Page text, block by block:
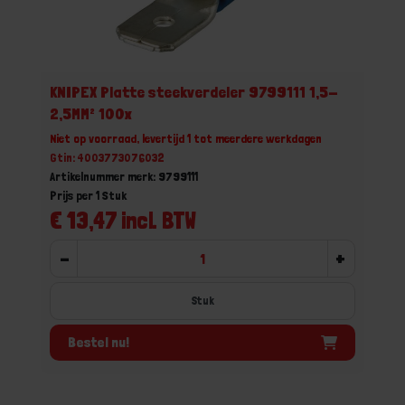
KNIPEX Platte steekverdeler 9799111 1,5-
2,5MM² 100x
Niet op voorraad, levertijd 1 tot meerdere werkdagen
Gtin: 4003773076032
Artikelnummer merk: 9799111
€ 13,47 incl. BTW
Prijs per 1 Stuk
- +
Stuk
Bestel nu!